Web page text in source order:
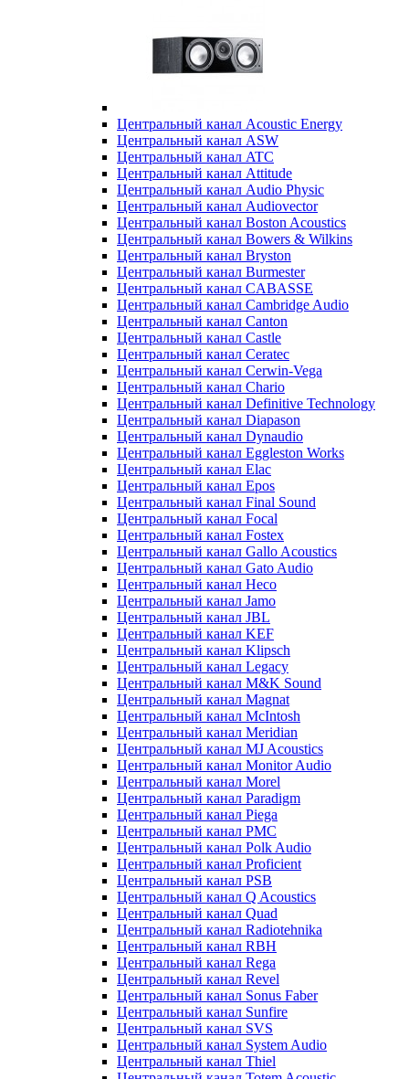
Центральный канал Acoustic Energy
Центральный канал ASW
Центральный канал ATC
Центральный канал Attitude
Центральный канал Audio Physic
Центральный канал Audiovector
Центральный канал Boston Acoustics
Центральный канал Bowers & Wilkins
Центральный канал Bryston
Центральный канал Burmester
Центральный канал CABASSE
Центральный канал Cambridge Audio
Центральный канал Canton
Центральный канал Castle
Центральный канал Ceratec
Центральный канал Cerwin-Vega
Центральный канал Chario
Центральный канал Definitive Technology
Центральный канал Diapason
Центральный канал Dynaudio
Центральный канал Eggleston Works
Центральный канал Elac
Центральный канал Epos
Центральный канал Final Sound
Центральный канал Focal
Центральный канал Fostex
Центральный канал Gallo Acoustics
Центральный канал Gato Audio
Центральный канал Heco
Центральный канал Jamo
Центральный канал JBL
Центральный канал KEF
Центральный канал Klipsch
Центральный канал Legacy
Центральный канал M&K Sound
Центральный канал Magnat
Центральный канал McIntosh
Центральный канал Meridian
Центральный канал MJ Acoustics
Центральный канал Monitor Audio
Центральный канал Morel
Центральный канал Paradigm
Центральный канал Piega
Центральный канал PMC
Центральный канал Polk Audio
Центральный канал Proficient
Центральный канал PSB
Центральный канал Q Acoustics
Центральный канал Quad
Центральный канал Radiotehnika
Центральный канал RBH
Центральный канал Rega
Центральный канал Revel
Центральный канал Sonus Faber
Центральный канал Sunfire
Центральный канал SVS
Центральный канал System Audio
Центральный канал Thiel